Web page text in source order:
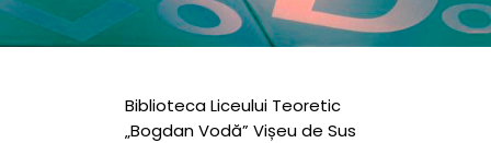
COLECȚII
BIBLIOTECA DIGITALĂ
EVENIMENTE
CULTURALE
Biblioteca Liceului Teoretic
„Bogdan Vodă” Vișeu de Sus